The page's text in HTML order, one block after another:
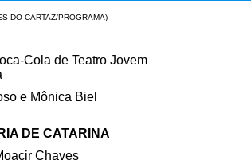
DO CARTAZ/PROGRAMA)
Cola de Teatro Jovem
e Mônica Biel
DE CATARINA
Chaves